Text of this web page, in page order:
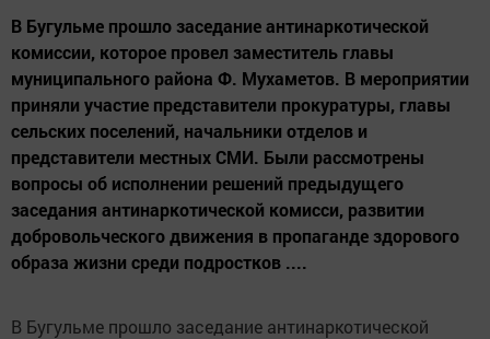
В Бугульме прошло заседание антинаркотической
комиссии, которое провел заместитель главы
муниципального района Ф. Мухаметов. В мероприятии
приняли участие представители прокуратуры, главы
сельских поселений, начальники отделов и
представители местных СМИ. Были рассмотрены
вопросы об исполнении решений предыдущего
заседания антинаркотической комисси, развитии
добровольческого движения в пропаганде здорового
образа жизни среди подростков ....
В Бугульме прошло заседание антинаркотической